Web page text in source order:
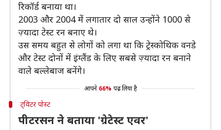
रिकॉर्ड बनाया था।
2003 और 2004 में लगातार दो साल उन्होंने 1000 से
ज़्यादा टेस्ट रन बनाए थे।
उस समय बहुत से लोगों को लगा था कि ट्रेस्कोथिक वनडे
और टेस्ट दोनों में इंग्लैंड के लिए सबसे ज़्यादा रन बनाने
वाले बल्लेबाज बनेंगे।
आपने 66% पढ़ लिया है
ट्विटर पोस्ट
पीटरसन ने बताया 'ग्रेटेस्ट एवर'